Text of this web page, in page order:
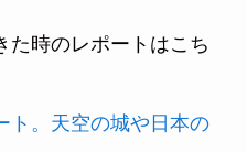
た時のレポートはこち
ト。天空の城や日本の